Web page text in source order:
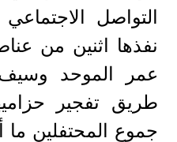
التواصل
نفذها اثنين من
عمر الموحد وسيف
طريق تفجير
جموع المحتفلين ما